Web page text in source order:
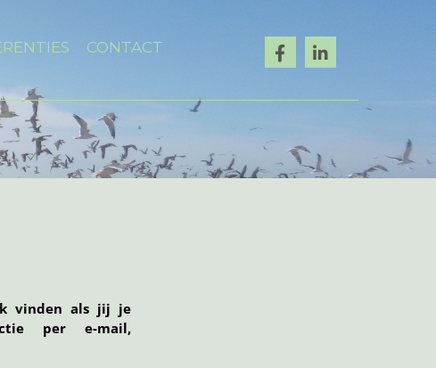
CONTACT
vinden als jij je
per e-mail,